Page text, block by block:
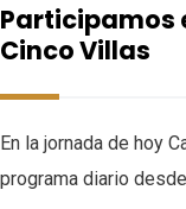
Participamos
Cinco Villas
En la jornada de hoy
programa diario desde